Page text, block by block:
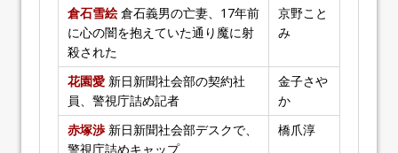
倉石雪絵倉石義男の亡妻、17年前
に心の闇を抱えていた通り魔に射
殺された
京野こと
み
花園愛 新日新聞社会部の契約社
員、警視庁詰め記者
金子さや
か
赤塚渉新日新聞社会部デスクで、
警視庁詰めキャップ
橋爪淳